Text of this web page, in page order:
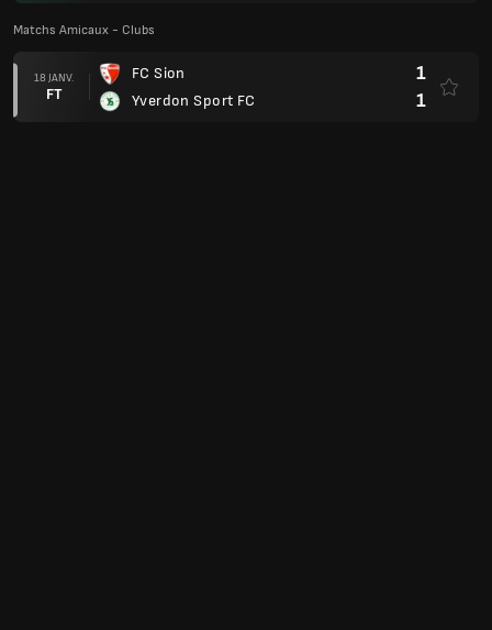
Matchs Amicaux - Clubs
18 JANV.
FT
FC Sion
Yverdon Sport FC
1
1